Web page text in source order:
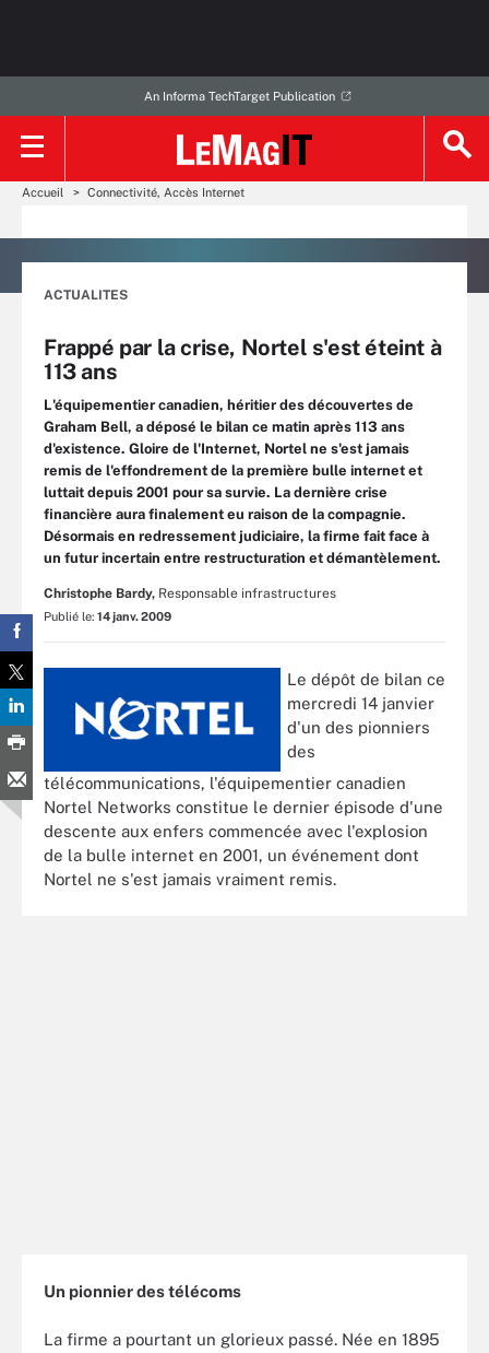
An Informa TechTarget Publication
Accueil Connectivité, Accès Internet
ACTUALITES
Frappé par la crise, Nortel s'est éteint à
113 ans
L'équipementier canadien, héritier des découvertes de
Graham Bell, a déposé le bilan ce matin après 113 ans
d'existence. Gloire de l'Internet, Nortel ne s'est jamais
remis de l'effondrement de la première bulle internet et
luttait depuis 2001 pour sa survie. La dernière crise
financière aura finalement eu raison de la compagnie.
Désormais en redressement judiciaire, la firme fait face à
un futur incertain entre restructuration et démantèlement.
Christophe Bardy, Responsable infrastructures
Publié le: 14 janv. 2009
Le dépôt de bilan ce
mercredi 14 janvier
d'un des pionniers
des
télécommunications, l'équipementier canadien
Nortel Networks constitue le dernier épisode d'une
descente aux enfers commencée avec l'explosion
de la bulle internet en 2001, un événement dont
Nortel ne s'est jamais vraiment remis.
Un pionnier des télécoms
La firme a pourtant un glorieux passé. Née en 1895